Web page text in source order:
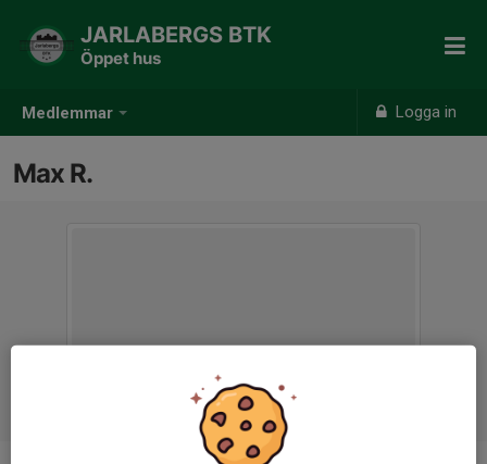
Medlemmar Logga in
JARLABERGS BTK
Öppet hus
Max R.